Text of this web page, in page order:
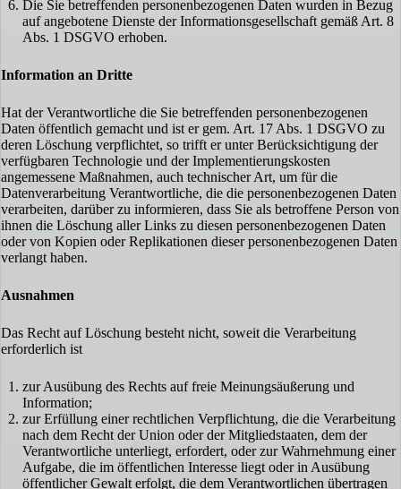
Die Sie betreffenden personenbezogenen Daten wurden in Bezug
auf angebotene Dienste der Informationsgesellschaft gemäß Art. 8
Abs. 1 DSGVO erhoben.
Information an Dritte
Hat der Verantwortliche die Sie betreffenden personenbezogenen
Daten öffentlich gemacht und ist er gem. Art. 17 Abs. 1 DSGVO zu
deren Löschung verpflichtet, so trifft er unter Berücksichtigung der
verfügbaren Technologie und der Implementierungskosten
angemessene Maßnahmen, auch technischer Art, um für die
Datenverarbeitung Verantwortliche, die die personenbezogenen Daten
verarbeiten, darüber zu informieren, dass Sie als betroffene Person von
ihnen die Löschung aller Links zu diesen personenbezogenen Daten
oder von Kopien oder Replikationen dieser personenbezogenen Daten
verlangt haben.
Ausnahmen
Das Recht auf Löschung besteht nicht, soweit die Verarbeitung
erforderlich ist
zur Ausübung des Rechts auf freie Meinungsäußerung und
Information;
zur Erfüllung einer rechtlichen Verpflichtung, die die Verarbeitung
nach dem Recht der Union oder der Mitgliedstaaten, dem der
Verantwortliche unterliegt, erfordert, oder zur Wahrnehmung einer
Aufgabe, die im öffentlichen Interesse liegt oder in Ausübung
öffentlicher Gewalt erfolgt, die dem Verantwortlichen übertragen